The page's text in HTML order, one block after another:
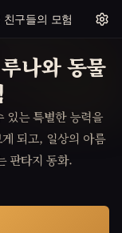
구들의 모험
나와 동물
있는 특별한 능력을
되고, 일상의 아름
판타지 동화.